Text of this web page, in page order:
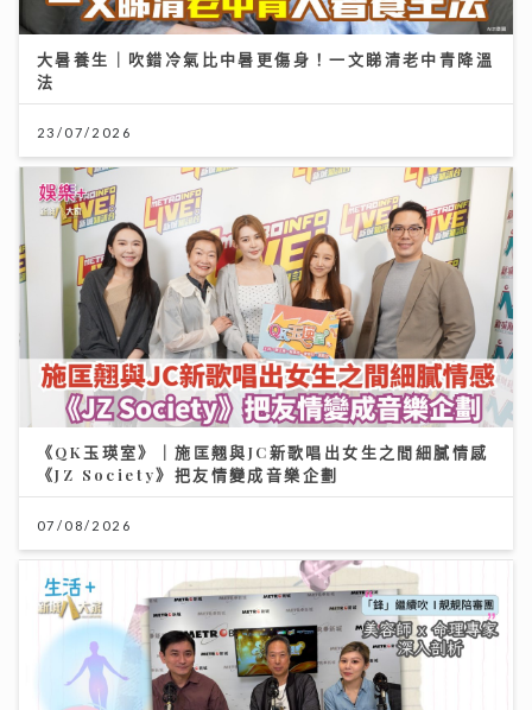
大暑養生｜吹錯冷氣比中暑更傷身！一文睇清老中青降溫
法
23/07/2026
《QK玉瑛室》｜施匡翹與JC新歌唱出女生之間細膩情感
《JZ Society》把友情變成音樂企劃
07/08/2026